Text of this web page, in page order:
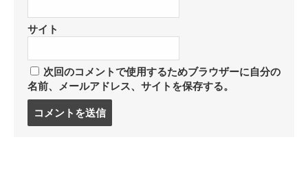
サイト
次回のコメントで使用するためブラウザーに自分の
名前、メールアドレス、サイトを保存する。